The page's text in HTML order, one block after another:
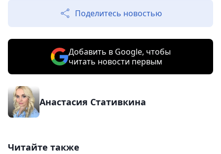
Поделитесь новостью
Добавить в Google, чтобы
читать новости первым
Анастасия Стативкина
Читайте также